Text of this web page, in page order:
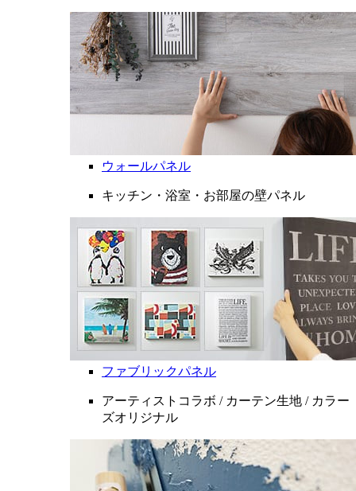
ウォールパネル
キッチン・浴室・お部屋の壁パネル
ファブリックパネル
アーティストコラボ / カーテン生地 / カラー
ズオリジナル